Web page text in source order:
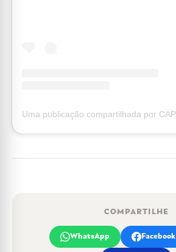
COMPARTILHE
WhatsApp Facebook